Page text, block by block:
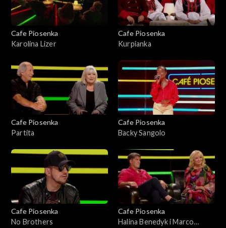
Cafe Piosenka
Karolina Lizer
Cafe Piosenka
Kurpianka
Cafe Piosenka
Partita
Cafe Piosenka
Backy Sangolo
Cafe Piosenka
No Brothers
Cafe Piosenka
Halina Benedyk i Marco